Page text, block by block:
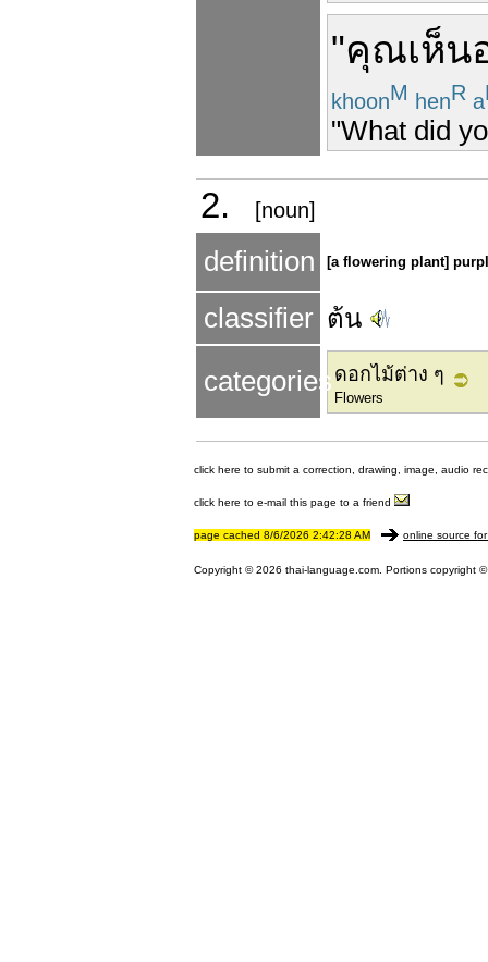
"คุณเห็น
khoonM henR a
"What did
2. [noun]
definition [a flowering plant]
classifier ต้น
categories ดอกไม้ต่าง ๆ
Flowers
click here to submit a correction, drawing, image, audio
click here to e-mail this page to a friend
page cached 8/6/2026 2:42:28 AM online source
Copyright © 2026 thai-language.com. Portions copyright